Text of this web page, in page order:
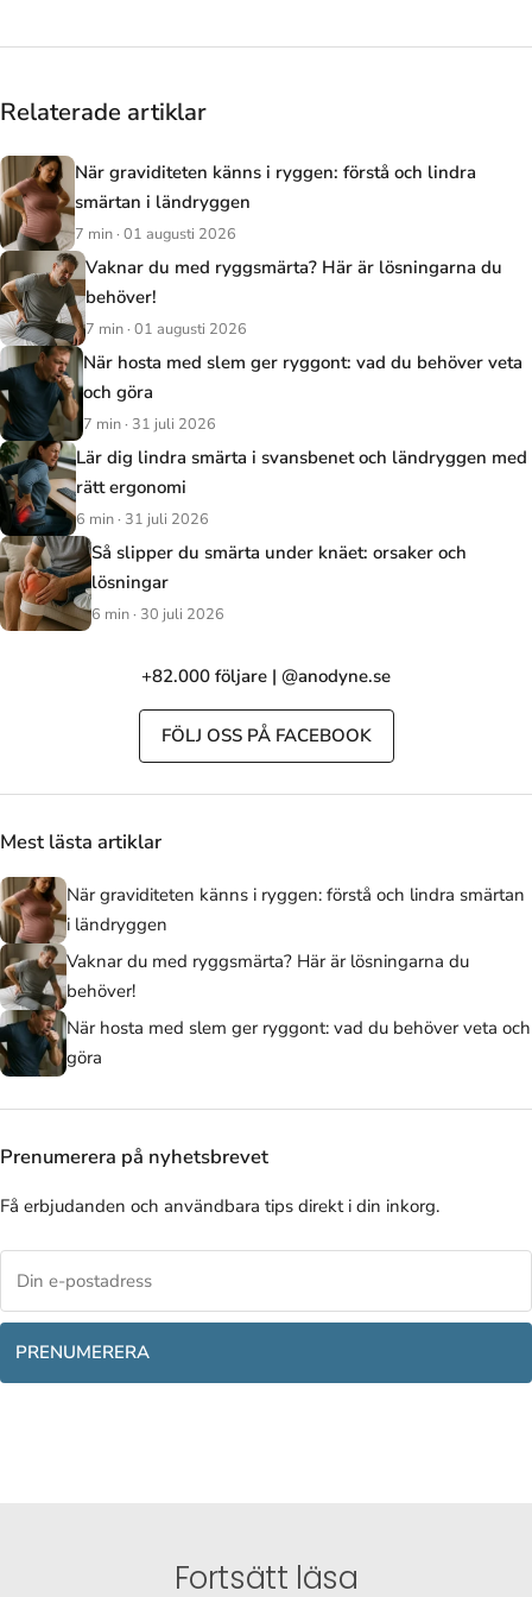
Relaterade artiklar
När graviditeten känns i ryggen: förstå och lindra
smärtan i ländryggen
7 min · 01 augusti 2026
Vaknar du med ryggsmärta? Här är lösningarna du
behöver!
7 min · 01 augusti 2026
När hosta med slem ger ryggont: vad du behöver veta
och göra
7 min · 31 juli 2026
Lär dig lindra smärta i svansbenet och ländryggen med
rätt ergonomi
6 min · 31 juli 2026
Så slipper du smärta under knäet: orsaker och
lösningar
6 min · 30 juli 2026
+82.000 följare | @anodyne.se
FÖLJ OSS PÅ FACEBOOK
Mest lästa artiklar
När graviditeten känns i ryggen: förstå och lindra smärtan
i ländryggen
Vaknar du med ryggsmärta? Här är lösningarna du
behöver!
När hosta med slem ger ryggont: vad du behöver veta och
göra
Prenumerera på nyhetsbrevet
Få erbjudanden och användbara tips direkt i din inkorg.
PRENUMERERA
Fortsätt läsa